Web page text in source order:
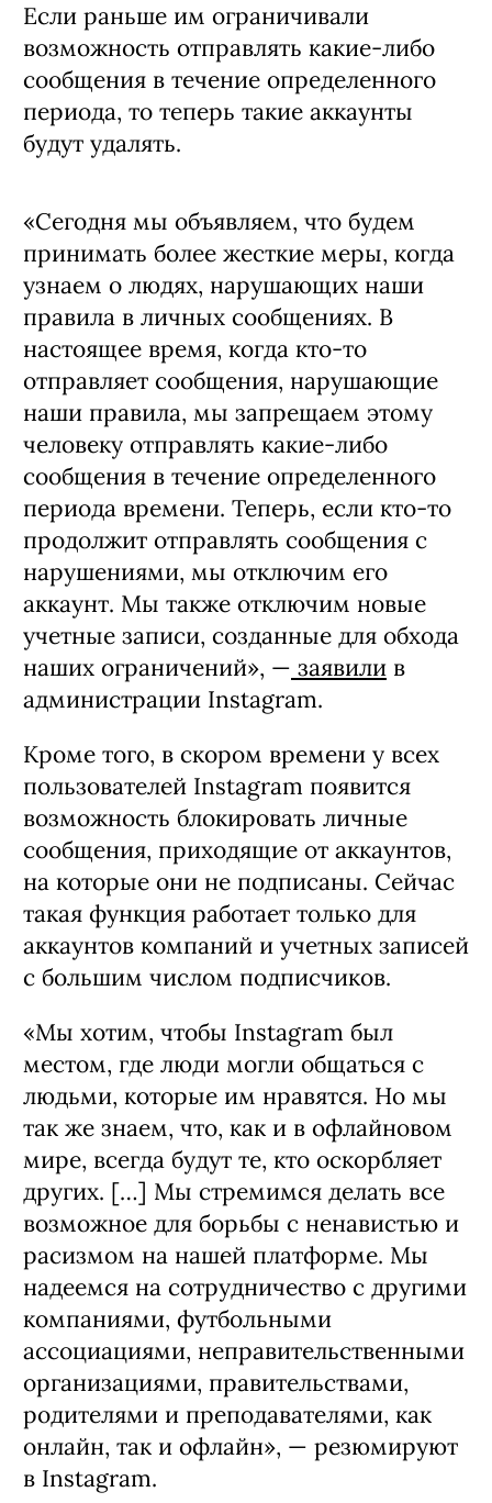
Если раньше им ограничивали
возможность отправлять какие-либо
сообщения в течение определенного
периода, то теперь такие аккаунты
будут удалять.
«Сегодня мы объявляем, что будем
принимать более жесткие меры, когда
узнаем о людях, нарушающих наши
правила в личных сообщениях. В
настоящее время, когда кто-то
отправляет сообщения, нарушающие
наши правила, мы запрещаем этому
человеку отправлять какие-либо
сообщения в течение определенного
периода времени. Теперь, если кто-то
продолжит отправлять сообщения с
нарушениями, мы отключим его
аккаунт. Мы также отключим новые
учетные записи, созданные для обхода
наших ограничений», — заявили в
администрации Instagram.
Кроме того, в скором времени у всех
пользователей Instagram появится
возможность блокировать личные
сообщения, приходящие от аккаунтов,
на которые они не подписаны. Сейчас
такая функция работает только для
аккаунтов компаний и учетных записей
с большим числом подписчиков.
«Мы хотим, чтобы Instagram был
местом, где люди могли общаться с
людьми, которые им нравятся. Но мы
так же знаем, что, как и в офлайновом
мире, всегда будут те, кто оскорбляет
других. […] Мы стремимся делать все
возможное для борьбы с ненавистью и
расизмом на нашей платформе. Мы
надеемся на сотрудничество с другими
компаниями, футбольными
ассоциациями, неправительственными
организациями, правительствами,
родителями и преподавателями, как
онлайн, так и офлайн», — резюмируют
в Instagram.